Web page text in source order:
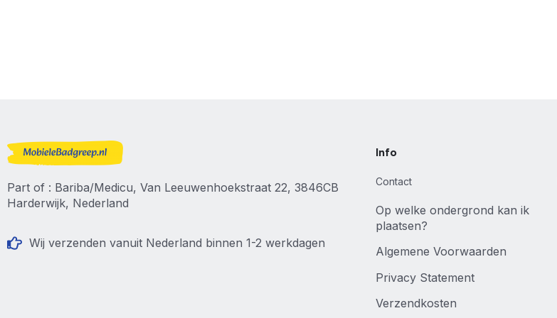
Part of : Bariba/Medicu, Van Leeuwenhoekstraat 22, 3846CB
Harderwijk, Nederland
Wij verzenden vanuit Nederland binnen 1-2 werkdagen
Info
Contact
Op welke ondergrond kan ik
plaatsen?
Algemene Voorwaarden
Privacy Statement
Verzendkosten